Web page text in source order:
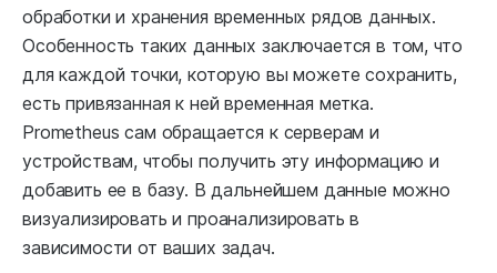
обработки и хранения временных рядов данных.
Особенность таких данных заключается в том, что
для каждой точки, которую вы можете сохранить,
есть привязанная к ней временная метка.
Prometheus сам обращается к серверам и
устройствам, чтобы получить эту информацию и
добавить ее в базу. В дальнейшем данные можно
визуализировать и проанализировать в
зависимости от ваших задач.